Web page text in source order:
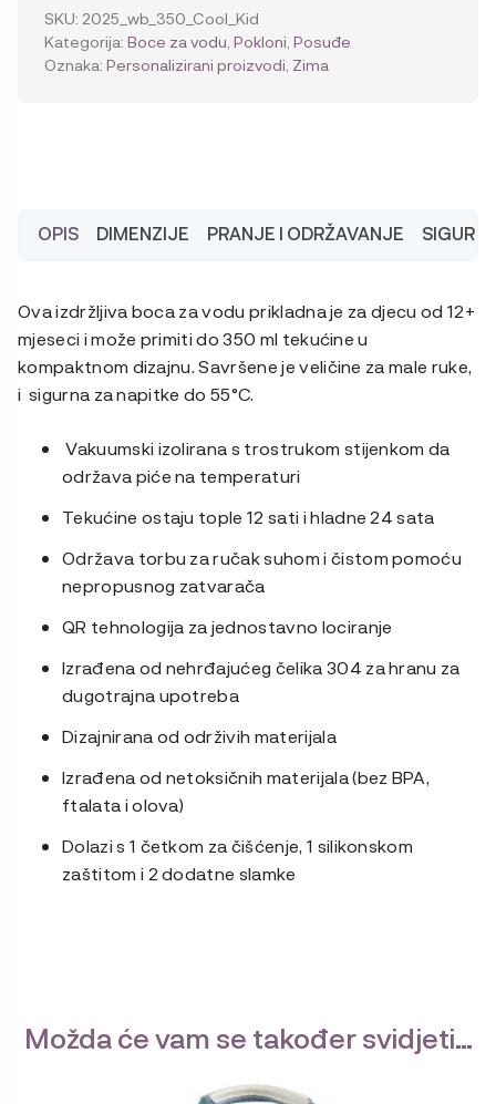
za
vodu
Cool
SKU: 2025_wb_350_Cool_Kid
Kategorija: Boce za vodu Pokloni Posuđe
Oznaka: Personalizirani proizvodi Zima
OPIS DIMENZIJE PRANJE I ODRŽAVANJE
Ova izdržljiva boca za vodu prikladna je za djecu od 12+
mjeseci i može primiti do 350 ml tekućine u
kompaktnom dizajnu. Savršene je veličine za male ruke,
i sigurna za napitke do 55°C.
Vakuumski izolirana s trostrukom stijenkom da
održava piće na temperaturi
Tekućine ostaju tople 12 sati i hladne 24 sata
Održava torbu za ručak suhom i čistom pomoću
nepropusnog zatvarača
QR tehnologija za jednostavno lociranje
Izrađena od nehrđajućeg čelika 304 za hranu za
dugotrajna upotreba
Dizajnirana od održivih materijala
Izrađena od netoksičnih materijala (bez BPA,
ftalata i olova)
Dolazi s 1 četkom za čišćenje, 1 silikonskom
zaštitom i 2 dodatne slamke
Možda će vam se također svidjeti…